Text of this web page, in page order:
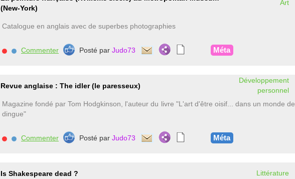
(New-York)
Art
Catalogue en anglais avec de superbes photographies
Commenter Posté par Judo73 Méta
Revue anglaise : The idler (le paresseux)
Développement
personnel
Magazine fondé par Tom Hodgkinson, l'auteur du livre "L'art d'être oisif... dans un monde de
dingue"
Commenter Posté par Judo73 Méta
Is Shakespeare dead ? Littérature